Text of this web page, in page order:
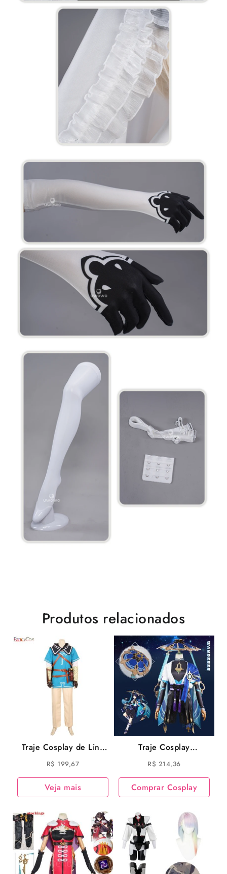
Produtos relacionados
Traje Cosplay de Link
Jogo The Legend Of
Zelda
R$ 199,67
Veja mais
Traje Cosplay
Scaramouche Game
Genshin Impact
R$ 214,36
Comprar Cosplay